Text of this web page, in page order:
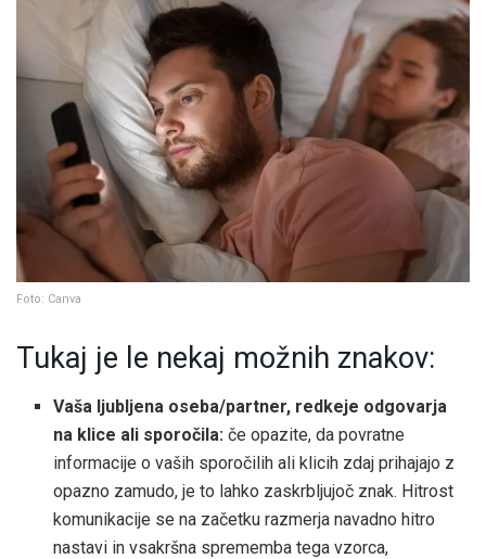
Foto: Canva
Tukaj je le nekaj možnih znakov:
Vaša ljubljena oseba/partner, redkeje odgovarja
na klice ali sporočila: če opazite, da povratne
informacije o vaših sporočilih ali klicih zdaj prihajajo z
opazno zamudo, je to lahko zaskrbljujoč znak. Hitrost
komunikacije se na začetku razmerja navadno hitro
nastavi in ​​vsakršna sprememba tega vzorca,